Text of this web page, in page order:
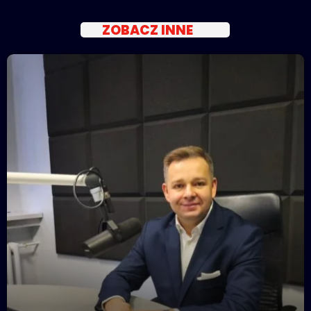
ZOBACZ INNE